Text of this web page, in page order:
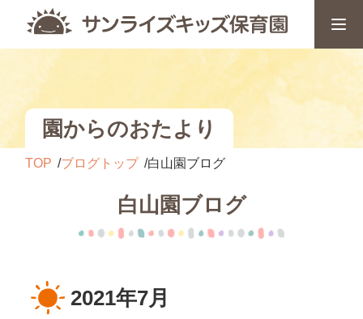
園からのおたより
TOP ブログトップ 白山園ブログ
白山園ブログ
2021年7月